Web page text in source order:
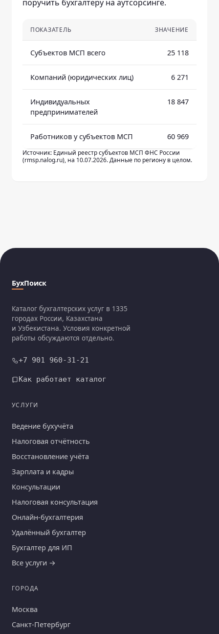
поручить бухгалтеру на аутсорсинге.
ПОКАЗАТЕЛЬ ЗНАЧЕНИЕ
Субъектов МСП всего 25 118
Компаний (юридических лиц) 6 271
Индивидуальных
предпринимателей
18 847
Работников у субъектов МСП 60 969
Источник: Единый реестр субъектов МСП ФНС России
(rmsp.nalog.ru), на 10.07.2026. Данные по региону в целом.
БухПоиск
Каталог бухгалтерских услуг в 1335
городах России, Казахстана
и Узбекистана. Условия конкретной
работы обсуждаются отдельно.
+7 901 960-31-21
Как работает каталог
УСЛУГИ
Ведение бухучёта
Налоговая отчётность
Восстановление учёта
Зарплата и кадры
Консультации
Налоговая консультация
Онлайн-бухгалтерия
Удалённый бухгалтер
Бухгалтер для ИП
Все услуги →
ГОРОДА
Москва
Санкт-Петербург